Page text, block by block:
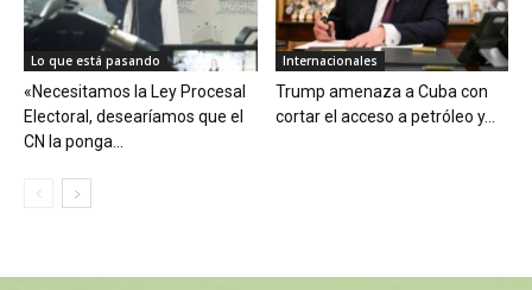
Lo que está pasando
«Necesitamos la Ley Procesal
Electoral, desearíamos que el
CN la ponga...
Internacionales
Trump amenaza a Cuba con
cortar el acceso a petróleo y...